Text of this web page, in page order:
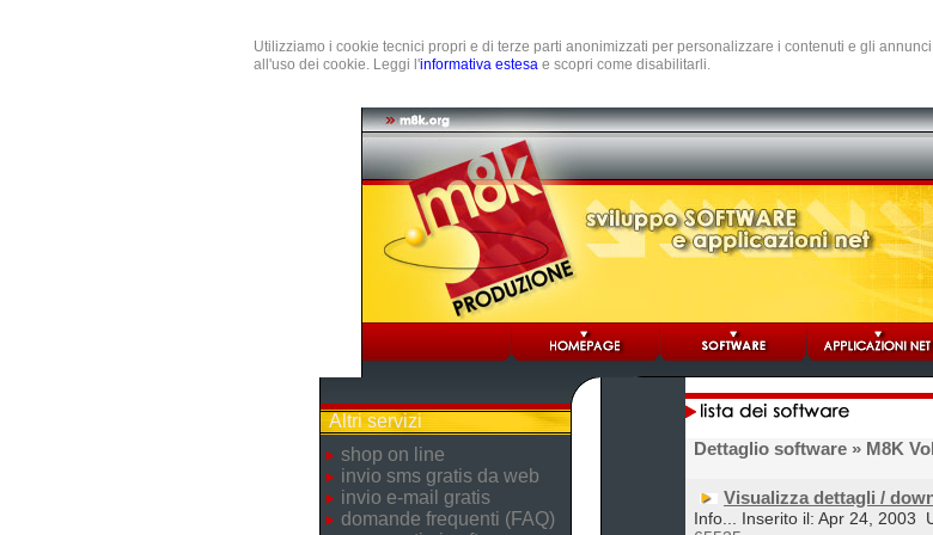
Utilizziamo i cookie tecnici propri e di terze parti anonimizzati per personalizzare i contenuti e gli
all'uso dei cookie. Leggi l'informativa estesa e scopri come disabilitarli.
Altri servizi
shop on line
invio sms gratis da web
invio e-mail gratis
domande frequenti (FAQ)
Dettaglio software » M8K
Visualizza dettagli /
Info... Inserito il: Apr 24, 2003